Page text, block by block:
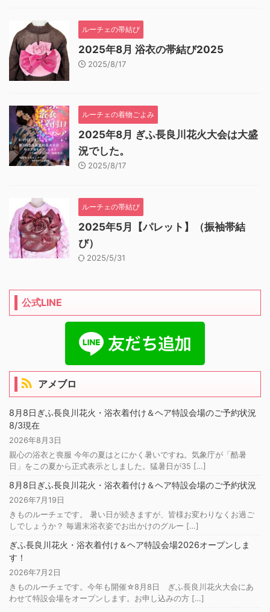
ルーチェの帯結び
2025年8月 浴衣の帯結び2025
2025/8/17
ルーチェの着物ごよみ
2025年8月 ぎふ長良川花火大会は大盛
況でした。
2025/8/17
ルーチェの帯結び
2025年5月【パレット】（振袖帯結
び）
2025/5/31
公式LINE
アメブロ
8月8日ぎふ長良川花火・浴衣着付け＆ヘア特設会場のご予約状況
8/3現在
2026年8月3日
親心の浴衣と喪服 今年の夏はとにかく暑いですね。気象庁が「酷暑
日」をこの夏から正式表示としました。猛暑日が35 […]
8月8日ぎふ長良川花火・浴衣着付け＆ヘア特設会場のご予約状況
2026年7月19日
きものルーチェです。 暑い日が続きますが、皆様お変わりなくお過ご
しでしょうか？ 毎週末浴衣姿でお出かけのグルー […]
ぎふ長良川花火・浴衣着付け＆ヘア特設会場2026オープンしま
す！
2026年7月2日
きものルーチェです。今年も開催☆8月8日 ぎふ長良川花火大会にあ
わせて特設会場をオープンします。お申し込みの方 […]